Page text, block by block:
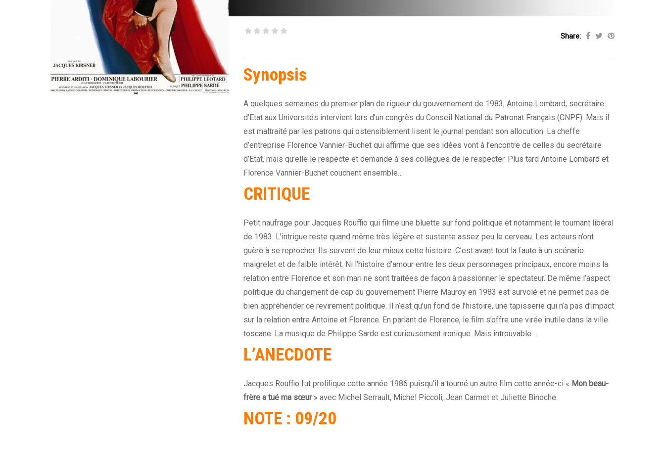
Share:
Synopsis
A quelques semaines du premier plan de rigueur du gouvernement de 1983, Antoine Lombard, secrétaire
d’Etat aux Universités intervient lors d’un congrès du Conseil National du Patronat Français (CNPF). Mais il
est maltraité par les patrons qui ostensiblement lisent le journal pendant son allocution. La cheffe
d’entreprise Florence Vannier-Buchet qui affirme que ses idées vont à l’encontre de celles du secrétaire
d’Etat, mais qu’elle le respecte et demande à ses collègues de le respecter. Plus tard Antoine Lombard et
Florence Vannier-Buchet couchent ensemble…
CRITIQUE
Petit naufrage pour Jacques Rouffio qui filme une bluette sur fond politique et notamment le tournant libéral
de 1983. L’intrigue reste quand même très légère et sustente assez peu le cerveau. Les acteurs n’ont
guère à se reprocher. Ils servent de leur mieux cette histoire. C’est avant tout la faute à un scénario
maigrelet et de faible intérêt. Ni l’histoire d’amour entre les deux personnages principaux, encore moins la
relation entre Florence et son mari ne sont traitées de façon à passionner le spectateur. De même l’aspect
politique du changement de cap du gouvernement Pierre Mauroy en 1983 est survolé et ne permet pas de
bien appréhender ce revirement politique. Il n’est qu’un fond de l’histoire, une tapisserie qui n’a pas d’impact
sur la relation entre Antoine et Florence. En parlant de Florence, le film s’offre une virée inutile dans la ville
toscane. La musique de Philippe Sarde est curieusement ironique. Mais introuvable…
L’ANECDOTE
Jacques Rouffio fut prolifique cette année 1986 puisqu’il a tourné un autre film cette année-ci « Mon beau-
frère a tué ma sœur» avec Michel Serrault, Michel Piccoli, Jean Carmet et Juliette Binoche.
NOTE : 09/20